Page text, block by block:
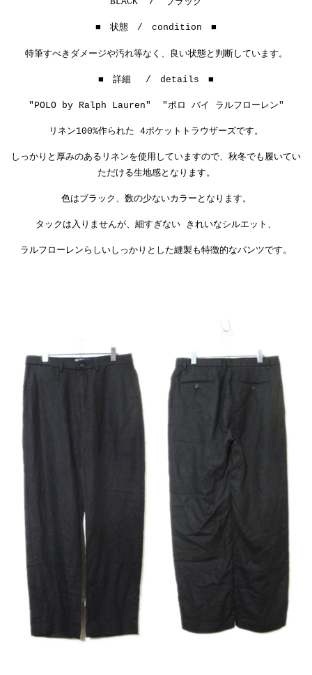
■ 状態 / condition ■
特筆すべきダメージや汚れ等なく、良い状態と判断しています。
■ 詳細 / details ■
"POLO by Ralph Lauren" "ポロ バイ ラルフローレン"
リネン100%作られた 4ポケットトラウザーズです。
しっかりと厚みのあるリネンを使用していますので、秋冬でも履いてい
ただける生地感となります。
色はブラック、数の少ないカラーとなります。
タックは入りませんが、細すぎない きれいなシルエット、
ラルフローレンらしいしっかりとした縫製も特徴的なパンツです。